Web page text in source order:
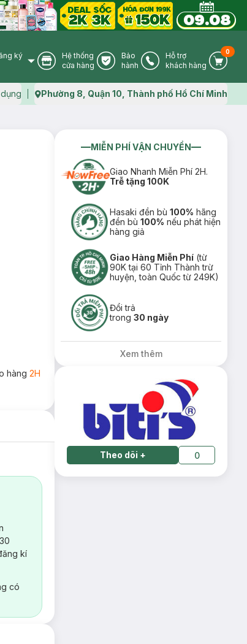
ký
Store Icon
Hệ thống
cửa hàng
Warranty Icon
Bảo
hành
Phone Icon
Hỗ trợ
khách hàng
Cart
0
Map icon
Phường 8, Quận 10, Thành phố Hồ Chí Minh
hàng 2H
kí
có
MIỄN PHÍ VẬN CHUYỂN
Giao Nhanh Miễn Phí 2H.
Trễ tặng 100K
Hasaki đền bù100% hãng
đền bù100% nếu phát hiện
hàng giả
Giao Hàng Miễn Phí (từ
90K tại 60 Tỉnh Thành trừ
huyện, toàn Quốc từ 249K)
Đổi trả
trong30 ngày
Xem thêm
Theo dõi + 0